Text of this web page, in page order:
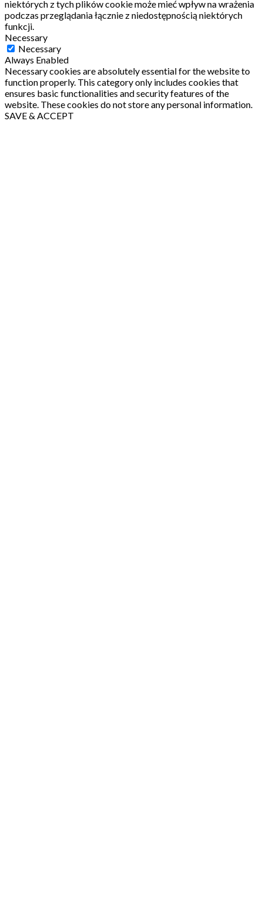
niektórych z tych plików cookie może mieć wpływ na wrażenia
podczas przeglądania łącznie z niedostępnością niektórych
funkcji.
Necessary
Necessary
Always Enabled
Necessary cookies are absolutely essential for the website to
function properly. This category only includes cookies that
ensures basic functionalities and security features of the
website. These cookies do not store any personal information.
SAVE & ACCEPT